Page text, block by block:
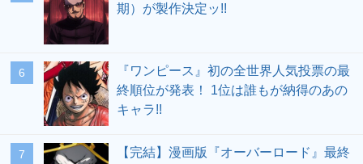
期）が製作決定ッ!!
『ワンピース』初の全世界人気投票の最
終順位が発表！ 1位は誰もが納得のあの
キャラ!!
【完結】漫画版『オーバーロード』最終